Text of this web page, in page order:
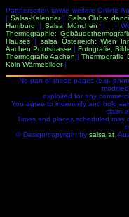
Partnerseiten sowie weitere Online-
| Salsa-Kalender| Salsa Clubs:
Hamburg |Salsa München | -
Thermographie:
Hauses | salsa Österreich: Wien
Aachen Pontstrasse |Fotografie,
Thermografie Aachen |Thermografie
Köln Wärmebilder|
No part of these pages (e.g.
exploited for any
You agree to indemnify and hold
claim
Times and places scheduled may
© Design/copyright by salsa.at,